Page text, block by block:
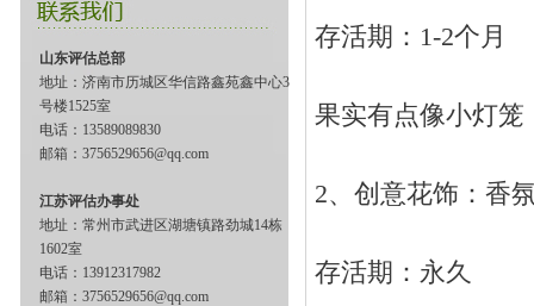
山东评估总部
地址：济南市历城区华信路鑫苑鑫中心3
号楼1525室
电话：13589089830
邮箱：3756529656@qq.com
江苏评估办事处
地址：常州市武进区湖塘镇路劲城14栋
1602室
电话：13912317982
邮箱：3756529656@qq.com
存活期：1-2个月
果实有点像小灯
2、创意花饰：香
存活期：永久